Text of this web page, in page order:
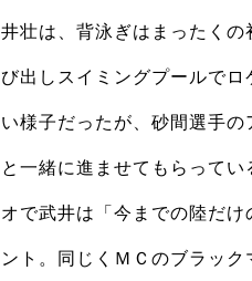
壮は、背泳ぎはまったく
出しスイミングプールで
様子だったが、砂間選手
一緒に進ませてもらって
で武井は「今までの陸だ
ト。同じくＭＣのブラッ